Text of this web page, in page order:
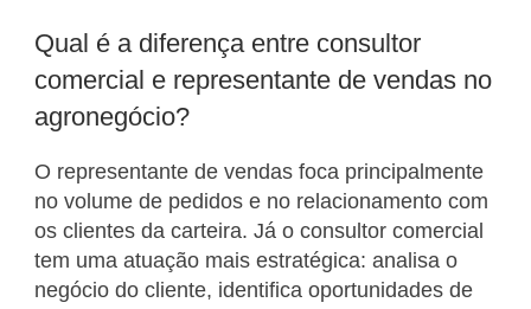
Qual é a diferença entre consultor
comercial e representante de vendas no
agronegócio?
O representante de vendas foca principalmente
no volume de pedidos e no relacionamento com
os clientes da carteira. Já o consultor comercial
tem uma atuação mais estratégica: analisa o
negócio do cliente, identifica oportunidades de